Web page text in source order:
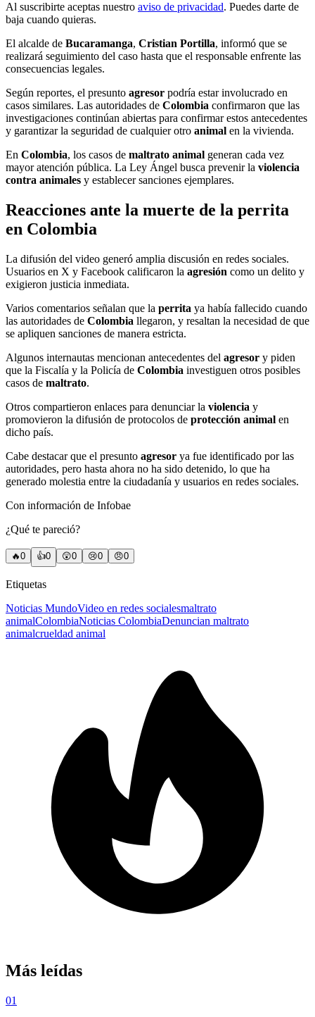
Al suscribirte aceptas nuestro aviso de privacidad. Puedes darte de
baja cuando quieras.
El alcalde de Bucaramanga, Cristian Portilla, informó que se
realizará seguimiento del caso hasta que el responsable enfrente las
consecuencias legales.
Según reportes, el presunto agresor podría estar involucrado en
casos similares. Las autoridades de Colombia confirmaron que las
investigaciones continúan abiertas para confirmar estos antecedentes
y garantizar la seguridad de cualquier otro animal en la vivienda.
En Colombia, los casos de maltrato animal generan cada vez
mayor atención pública. La Ley Ángel busca prevenir la violencia
contra animales y establecer sanciones ejemplares.
Reacciones ante la muerte de la perrita
en Colombia
La difusión del video generó amplia discusión en redes sociales.
Usuarios en X y Facebook calificaron la agresión como un delito y
exigieron justicia inmediata.
Varios comentarios señalan que la perrita ya había fallecido cuando
las autoridades de Colombia llegaron, y resaltan la necesidad de que
se apliquen sanciones de manera estricta.
Algunos internautas mencionan antecedentes del agresor y piden
que la Fiscalía y la Policía de Colombia investiguen otros posibles
casos de maltrato.
Otros compartieron enlaces para denunciar la violencia y
promovieron la difusión de protocolos de protección animal en
dicho país.
Cabe destacar que el presunto agresor ya fue identificado por las
autoridades, pero hasta ahora no ha sido detenido, lo que ha
generado molestia entre la ciudadanía y usuarios en redes sociales.
Con información de Infobae
¿Qué te pareció?
🔥0 👍0 😲0 😢0 😠0
Etiquetas
Noticias MundoVideo en redes socialesmaltrato
animalColombiaNoticias ColombiaDenuncian maltrato
animalcrueldad animal
Más leídas
01